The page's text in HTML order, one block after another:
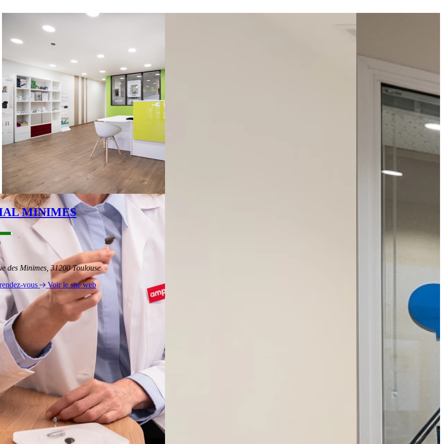
MINIMES
des Minimes, 31200 Toulouse
vous
Voir le site web